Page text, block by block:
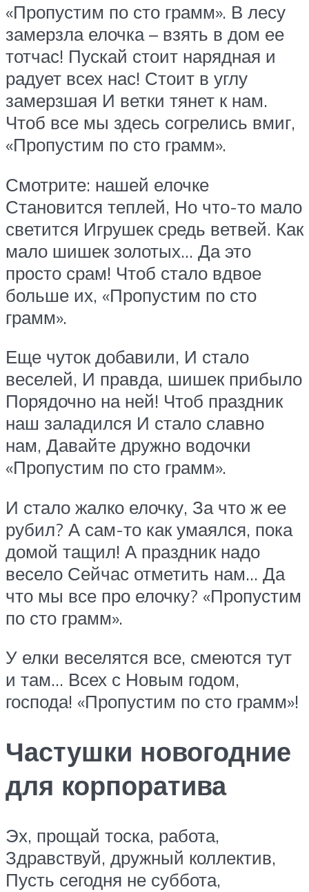
«Пропустим по сто грамм». В лесу
замерзла елочка – взять в дом ее
тотчас! Пускай стоит нарядная и
радует всех нас! Стоит в углу
замерзшая И ветки тянет к нам.
Чтоб все мы здесь согрелись вмиг,
«Пропустим по сто грамм».
Смотрите: нашей елочке
Становится теплей, Но что-то мало
светится Игрушек средь ветвей. Как
мало шишек золотых… Да это
просто срам! Чтоб стало вдвое
больше их, «Пропустим по сто
грамм».
Еще чуток добавили, И стало
веселей, И правда, шишек прибыло
Порядочно на ней! Чтоб праздник
наш заладился И стало славно
нам, Давайте дружно водочки
«Пропустим по сто грамм».
И стало жалко елочку, За что ж ее
рубил? А сам-то как умаялся, пока
домой тащил! А праздник надо
весело Сейчас отметить нам… Да
что мы все про елочку? «Пропустим
по сто грамм».
У елки веселятся все, смеются тут
и там… Всех с Новым годом,
господа! «Пропустим по сто грамм»!
Частушки новогодние
для корпоратива
Эх, прощай тоска, работа,
Здравствуй, дружный коллектив,
Пусть сегодня не суббота,